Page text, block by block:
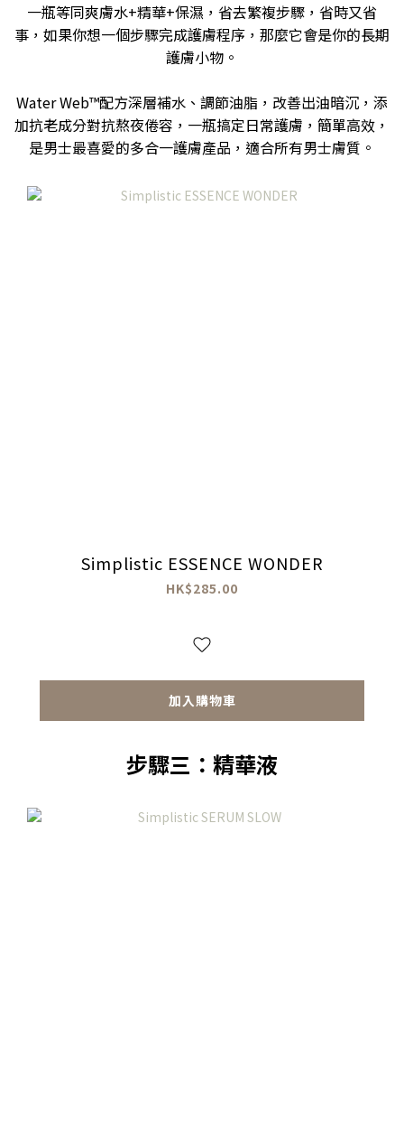
一瓶等同爽膚水+精華+保濕，省去繁複步驟，省時又省
事，如果你想一個步驟完成護膚程序，那麼它會是你的長期
護膚小物。
Water Web™配方深層補水、調節油脂，改善出油暗沉，添
加抗老成分對抗熬夜倦容，一瓶搞定日常護膚，簡單高效，
是男士最喜愛的多合一護膚產品，適合所有男士膚質。
Simplistic ESSENCE WONDER
HK$285.00
加入購物車
步驟三：精華液